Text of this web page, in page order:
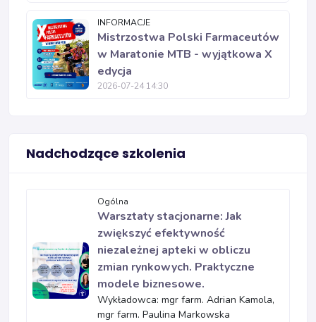
INFORMACJE
Mistrzostwa Polski Farmaceutów
w Maratonie MTB - wyjątkowa X
edycja
2026-07-24 14:30
Nadchodzące szkolenia
Ogólna
Warsztaty stacjonarne: Jak
zwiększyć efektywność
niezależnej apteki w obliczu
zmian rynkowych. Praktyczne
modele biznesowe.
Wykładowca: mgr farm. Adrian Kamola,
mgr farm. Paulina Markowska